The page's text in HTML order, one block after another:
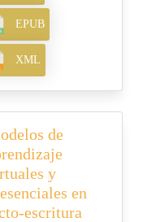
EPUB
XML
de
y
en
escritura